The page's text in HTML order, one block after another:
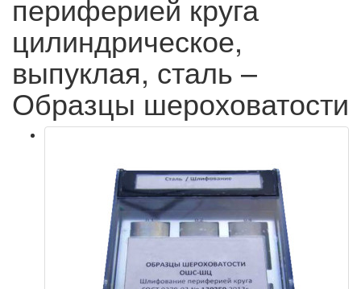
периферией круга
цилиндрическое,
выпуклая, сталь –
Образцы шероховатости